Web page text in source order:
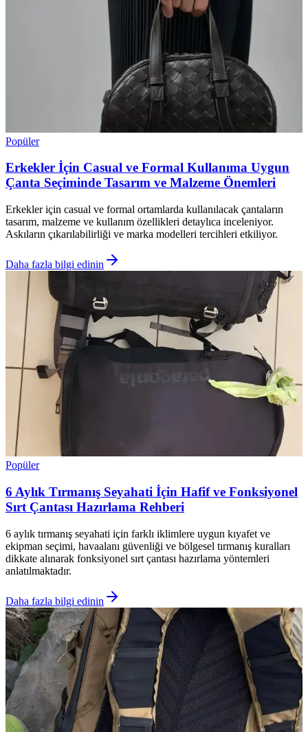
Popüler
Erkekler İçin Casual ve Formal Kullanıma Uygun
Çanta Seçiminde Tasarım ve Malzeme Önemleri
Erkekler için casual ve formal ortamlarda kullanılacak çantaların
tasarım, malzeme ve kullanım özellikleri detaylıca inceleniyor.
Askıların çıkarılabilirliği ve marka modelleri tercihleri etkiliyor.
Daha fazla bilgi edinin
Popüler
6 Aylık Tırmanış Seyahati İçin Hafif ve Fonksiyonel
Sırt Çantası Hazırlama Rehberi
6 aylık tırmanış seyahati için farklı iklimlere uygun kıyafet ve
ekipman seçimi, havaalanı güvenliği ve bölgesel tırmanış kuralları
dikkate alınarak fonksiyonel sırt çantası hazırlama yöntemleri
anlatılmaktadır.
Daha fazla bilgi edinin